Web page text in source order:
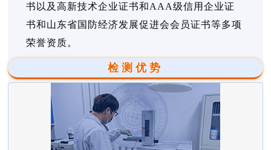
书以及高新技术企业证书和AAA级信用企业证
书和山东省国防经济发展促进会会员证书等多项
荣誉资质。
检测优势